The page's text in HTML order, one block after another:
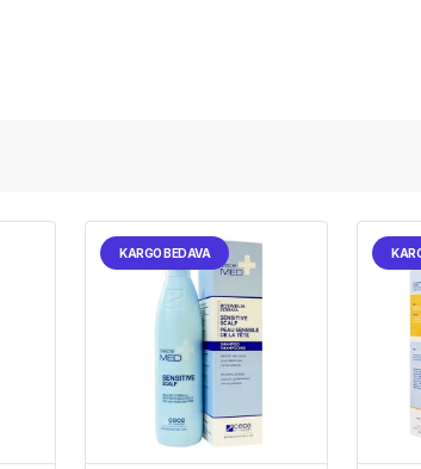
KARGO BEDAVA